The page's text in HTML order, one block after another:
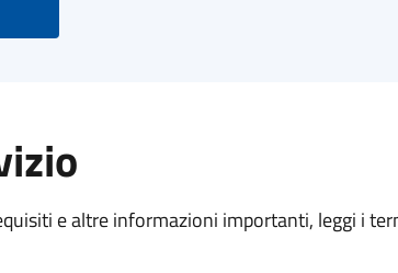
e altre informazioni importanti, leggi i